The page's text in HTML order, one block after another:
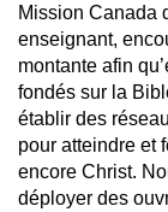
Mission Canada
enseignant,
montante afin
fondés sur la
établir des
pour atteindre et
encore Christ.
déployer des